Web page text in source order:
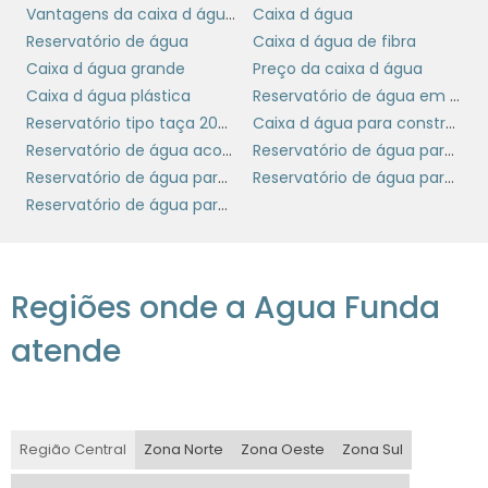
locais onde a resistência a produtos químicos
é necessária. Elas são leves e fáceis de
transportar, mas podem ser mais caras em
comparação com as de polietileno.
Caixas de Concreto:Extremamente
robustas, as caixas de concreto são indicadas
para grandes volumes de armazenamento e
excelente resistência a condições climáticas
adversas.
são altamente resistentes e podem suportar
grandes pressões. No entanto, elas podem ser
Vantagens da caixa d água de plástico
Caixa d água
Reservatório de água
Caixa d água de fibra
Caixa d água grande
Preço da caixa d água
Caixa d água plástica
Reservatório de água em polietileno
Reservatório tipo taça 20000 litros
Caixa d água para construção
Reservatório de água acoplado
Reservatório de água para armazenamento
Reservatório de água para construção
Reservatório de água para indústria
Reservatório de água para uso residencial
Regiões onde a Agua Funda
atende
Região Central Zona Norte Zona Oeste Zona Sul